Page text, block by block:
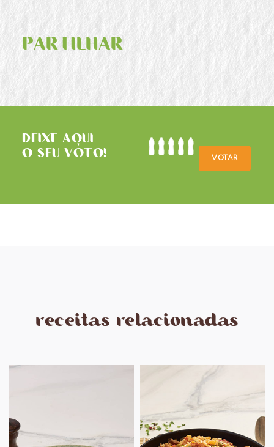
PARTILHAR
DEIXE AQUI
O SEU VOTO!
VOTAR
receitas relacionadas